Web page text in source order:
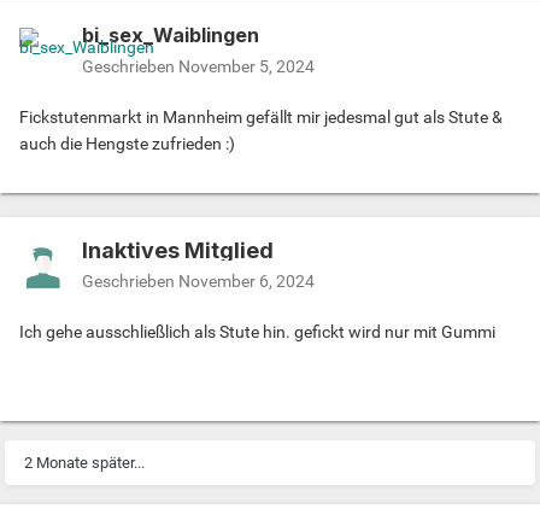
bi_sex_Waiblingen
Geschrieben November 5, 2024
Fickstutenmarkt in Mannheim gefällt mir jedesmal gut als Stute &
auch die Hengste zufrieden :)
Inaktives Mitglied
Geschrieben November 6, 2024
Ich gehe ausschließlich als Stute hin. gefickt wird nur mit Gummi
2 Monate später...